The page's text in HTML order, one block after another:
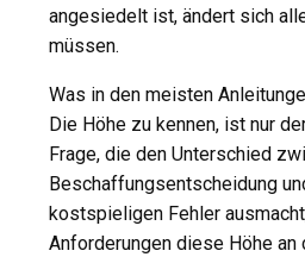
angesiedelt ist, ändert sich
müssen.
Was in den meisten
Die Höhe zu kennen, ist nur
Frage, die den Unterschied
Beschaffungsentscheidung
kostspieligen Fehler
Anforderungen diese Höhe